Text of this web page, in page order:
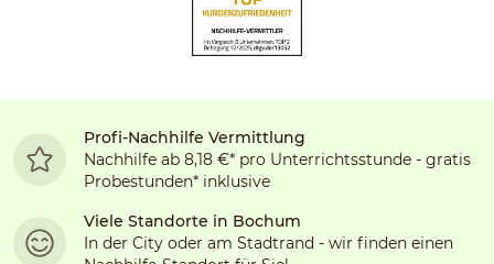
Profi-Nachhilfe Vermittlung
Nachhilfe ab 8,18 €* pro Unterrichtsstunde - gratis
Probestunden* inklusive
Viele Standorte in Bochum
In der City oder am Stadtrand - wir finden einen